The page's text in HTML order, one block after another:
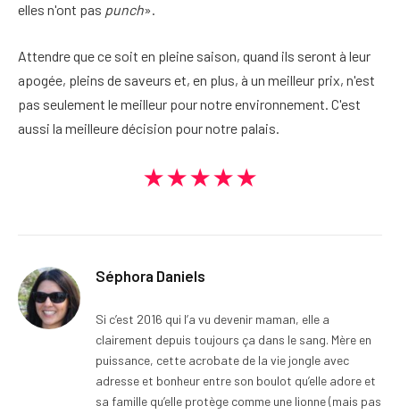
elles n'ont pas punch».
Attendre que ce soit en pleine saison, quand ils seront à leur
apogée, pleins de saveurs et, en plus, à un meilleur prix, n'est
pas seulement le meilleur pour notre environnement. C'est
aussi la meilleure décision pour notre palais.
★★★★★
Séphora Daniels
Si c’est 2016 qui l’a vu devenir maman, elle a
clairement depuis toujours ça dans le sang. Mère en
puissance, cette acrobate de la vie jongle avec
adresse et bonheur entre son boulot qu’elle adore et
sa famille qu’elle protège comme une lionne (mais pas